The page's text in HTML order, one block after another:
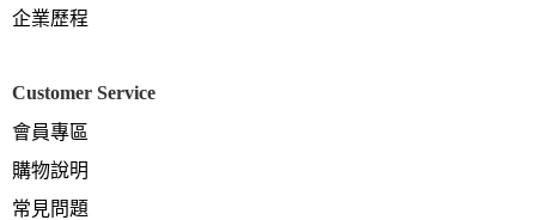
企業歷程
Customer Service
會員專區
購物說明
常見問題